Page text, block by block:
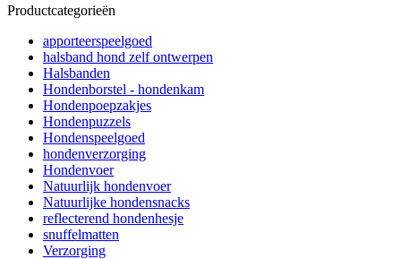
Productcategorieën
apporteerspeelgoed
halsband hond zelf ontwerpen
Halsbanden
Hondenborstel - hondenkam
Hondenpoepzakjes
Hondenpuzzels
Hondenspeelgoed
hondenverzorging
Hondenvoer
Natuurlijk hondenvoer
Natuurlijke hondensnacks
reflecterend hondenhesje
snuffelmatten
Verzorging